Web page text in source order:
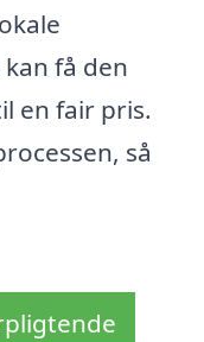
få den
en fair pris.
så